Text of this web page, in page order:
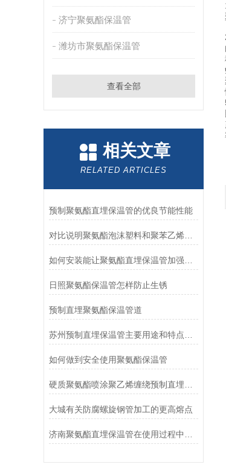
济宁聚氨酯保温管
潍坊市聚氨酯保温管
查看全部
相关文章
RELATED ARTICLES
预制聚氨酯直埋保温管的优良节能性能
对比说明聚氨酯泡沫塑料和聚苯乙烯泡沫塑料的优缺点
日照聚氨酯保温管怎样防止生锈
预制直埋聚氨酯保温管道
如何做到安全使用聚氨酯保温管
大城有关防腐螺旋钢管加工的更高熔点